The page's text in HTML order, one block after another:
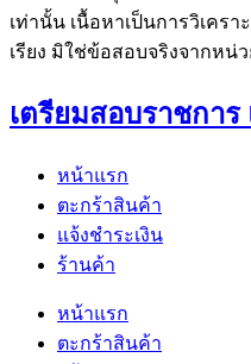
เท่านั้น เนื้อหาเป็นการวิเคร
เรียง มิใช่ข้อสอบจริงจากหน่
เตรียมสอบราชกา
หน้าแรก
ตะกร้าสินค้า
แจ้งชำระเงิน
ร้านค้า
หน้าแรก
ตะกร้าสินค้า